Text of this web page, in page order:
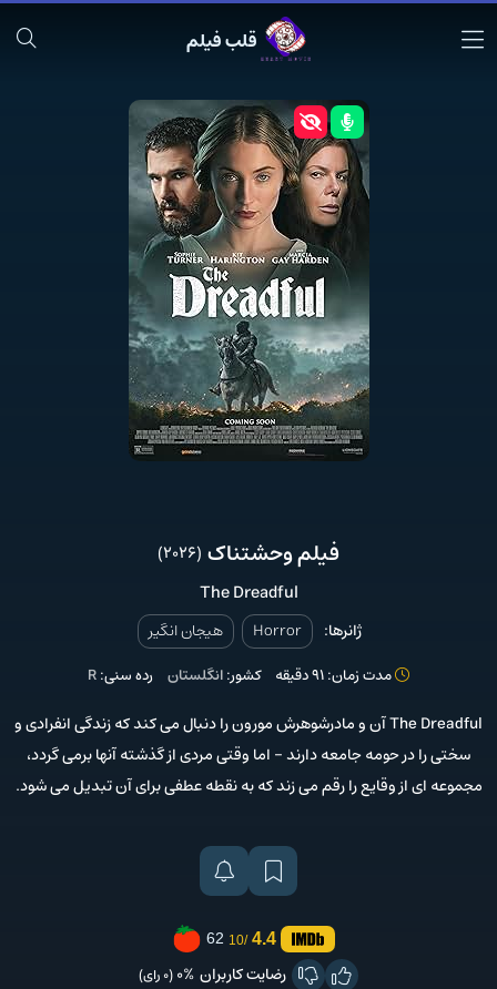
قلب فیلم
فیلم وحشتناک (2026)
The Dreadful
ژانرها: Horror هیجان انگیر
مدت زمان: 91 دقیقه کشور:انگلستان رده سنی:R
The Dreadful آن و مادرشوهرش مورون را دنبال می کند که زندگی انفرادی و
سختی را در حومه جامعه دارند - اما وقتی مردی از گذشته آنها برمی گردد،
مجموعه ای از وقایع را رقم می زند که به نقطه عطفی برای آن تبدیل می شود.
4.4
/10
62
رضایت کاربران 0%(0 رای)